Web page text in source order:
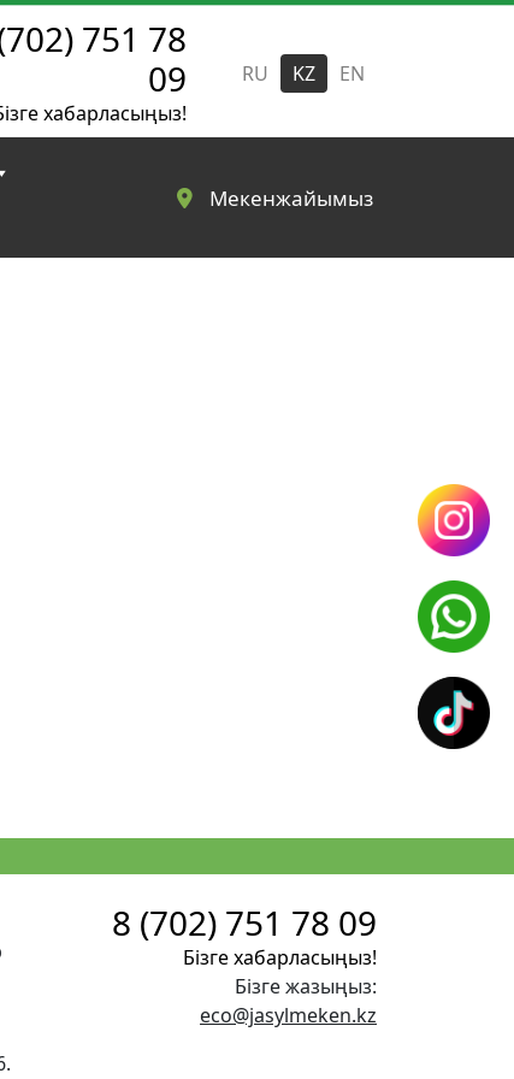
751 78
09
хабарласыңыз!
RU KZ EN
Мекенжайымыз
8 (702) 751 78 09
Бізге хабарласыңыз!
Бізге жазыңыз:
eco@jasylmeken.kz